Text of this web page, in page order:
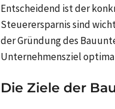
Entscheidend ist der
Steuerersparnis sind
der Gründung des
Unternehmensziel
Die Ziele der